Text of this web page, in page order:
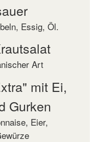
Essig, Öl.
Art
mit Ei,
Gurken
Eier,